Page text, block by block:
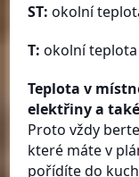
ST: okolní
T: okolní teplota
Teplota v
elektřiny a
Proto vždy
které máte v
pořídíte do